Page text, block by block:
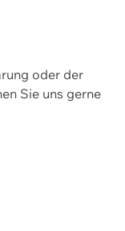
oder der
Sie uns gerne